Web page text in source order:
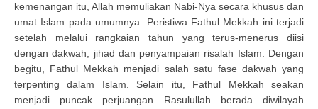
kemenangan itu, Allah memuliakan Nabi-Nya secara khusus dan
umat Islam pada umumnya. Peristiwa Fathul Mekkah ini terjadi
setelah melalui rangkaian tahun yang terus-menerus diisi
dengan dakwah, jihad dan penyampaian risalah Islam. Dengan
begitu, Fathul Mekkah menjadi salah satu fase dakwah yang
terpenting dalam Islam. Selain itu, Fathul Mekkah seakan
menjadi puncak perjuangan Rasulullah berada diwilayah